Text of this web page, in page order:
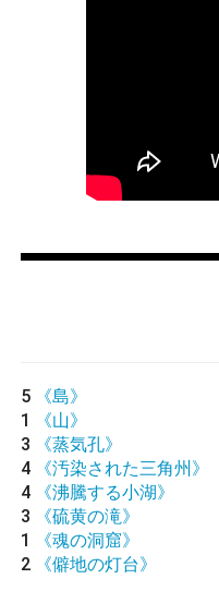
5
《島》
1
《山》
3
《蒸気孔》
4
《汚染された三角州》
4
《沸騰する小湖》
3
《硫黄の滝》
1
《魂の洞窟》
2
《僻地の灯台》